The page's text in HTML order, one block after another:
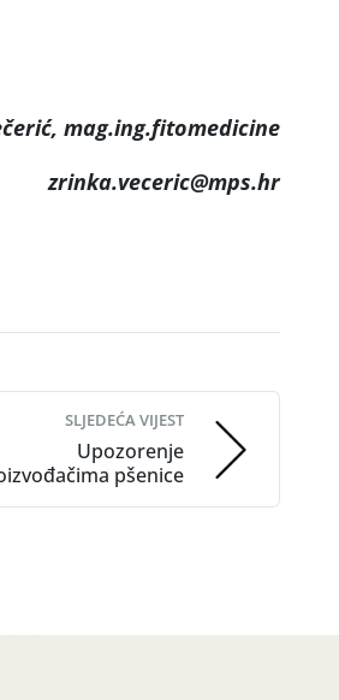
mag.ing.fitomedicine
zrinka.veceric@mps.hr
SLJEDEĆA VIJEST
Upozorenje
pšenice